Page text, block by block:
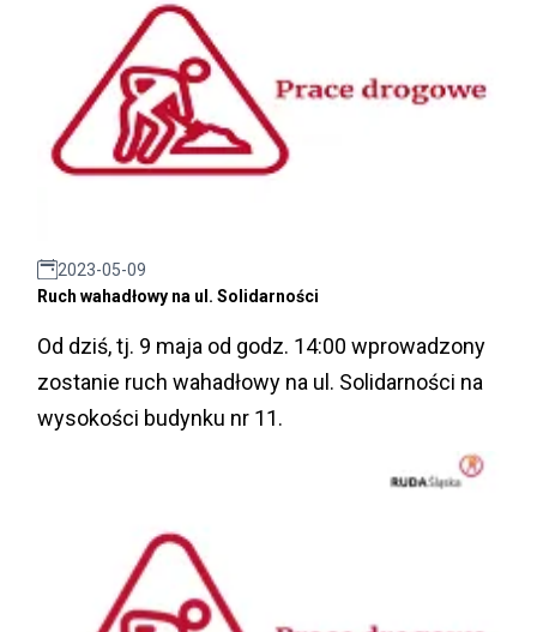
2023-05-09
Ruch wahadłowy na ul. Solidarności
Od dziś, tj. 9 maja od godz. 14:00 wprowadzony
zostanie ruch wahadłowy na ul. Solidarności na
wysokości budynku nr 11.